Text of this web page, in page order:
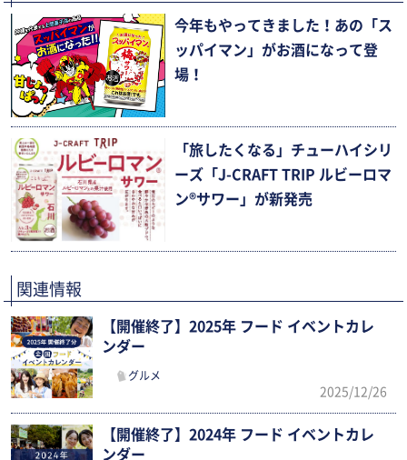
今年もやってきました！あの「ス
ッパイマン」がお酒になって登
場！
「旅したくなる」チューハイシリ
ーズ「J-CRAFT TRIP ルビーロマ
ン®サワー」が新発売
関連情報
【開催終了】2025年 フード イベントカレ
ンダー
グルメ
2025/12/26
【開催終了】2024年 フード イベントカレ
ンダー